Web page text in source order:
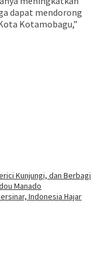
dapat mendorong
Kotamobagu,”
Kunjungi, dan Berbagi
Manado
Indonesia Hajar